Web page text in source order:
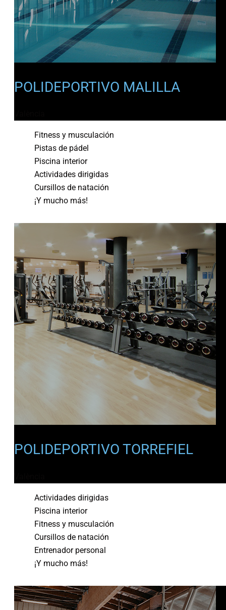
POLIDEPORTIVO MALILLA
Fitness y musculación
Pistas de pádel
Piscina interior
Actividades dirigidas
Cursillos de natación
¡Y mucho más!
POLIDEPORTIVO TORREFIEL
Actividades dirigidas
Piscina interior
Fitness y musculación
Cursillos de natación
Entrenador personal
¡Y mucho más!